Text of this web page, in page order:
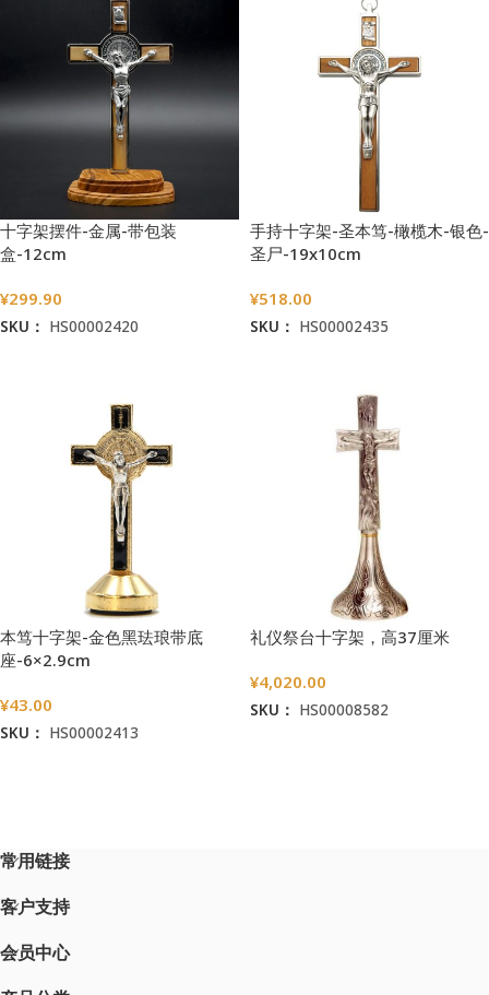
十字架摆件-金属-带包装
盒-12cm
¥299.90
SKU： HS00002420
手持十字架-圣本笃-橄榄木-银色-
圣尸-19x10cm
¥518.00
SKU： HS00002435
本笃十字架-金色黑珐琅带底
座-6×2.9cm
¥43.00
SKU： HS00002413
礼仪祭台十字架，高37厘米
¥4,020.00
SKU： HS00008582
常用链接
客户支持
会员中心